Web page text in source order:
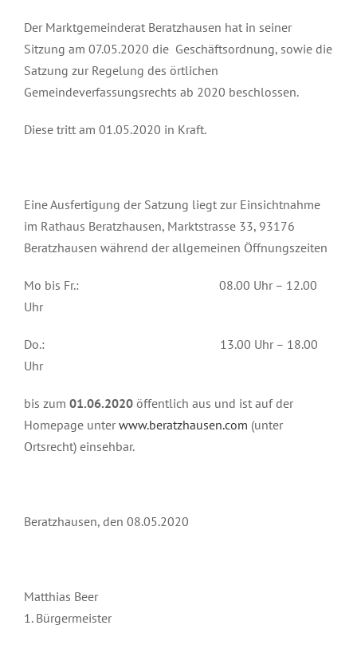
Der Marktgemeinderat Beratzhausen hat in seiner
Sitzung am 07.05.2020 die Geschäftsordnung, sowie die
Satzung zur Regelung des örtlichen
Gemeindeverfassungsrechts ab 2020 beschlossen.
Diese tritt am 01.05.2020 in Kraft.
Eine Ausfertigung der Satzung liegt zur Einsichtnahme
im Rathaus Beratzhausen, Marktstrasse 33, 93176
Beratzhausen während der allgemeinen Öffnungszeiten
Mo bis Fr.: 08.00 Uhr – 12.00
Uhr
Do.: 13.00 Uhr – 18.00
Uhr
bis zum 01.06.2020 öffentlich aus und ist auf der
Homepage unter www.beratzhausen.com (unter
Ortsrecht) einsehbar.
Beratzhausen, den 08.05.2020
Matthias Beer
1. Bürgermeister